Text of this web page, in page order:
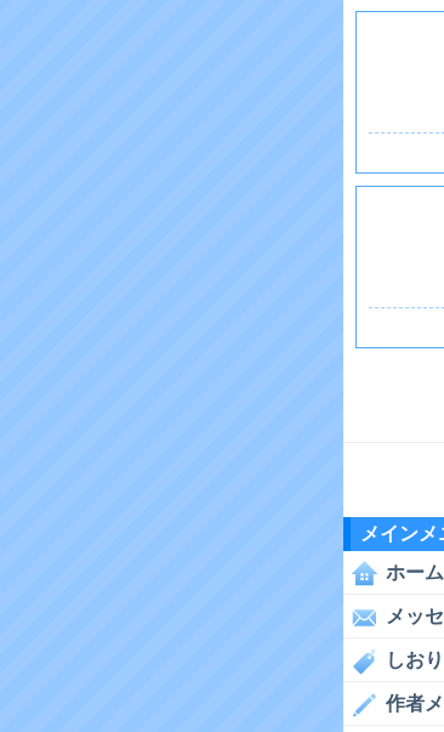
メインメ
ホーム
メッ
しお
作者